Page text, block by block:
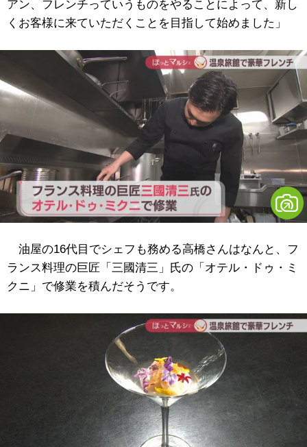
アン、フレンチっていうものをやることによって、新し
くお客様に来ていただくことを目指して始めました」
油屋の16代目でシェフも務める高橋さんはなんと、フ
ランス料理の巨匠「三國清三」氏の「オテル・ドゥ・ミ
クニ」で修業を積んだそうです。